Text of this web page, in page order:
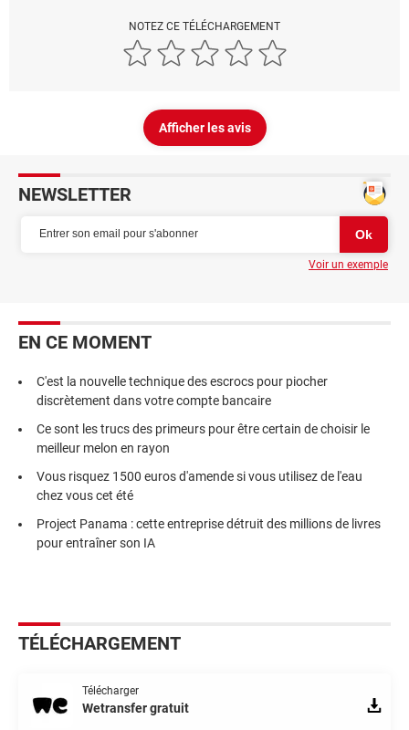
NOTEZ CE TÉLÉCHARGEMENT
Afficher les avis
NEWSLETTER
Voir un exemple
EN CE MOMENT
C'est la nouvelle technique des escrocs pour piocher
discrètement dans votre compte bancaire
Ce sont les trucs des primeurs pour être certain de choisir le
meilleur melon en rayon
Vous risquez 1500 euros d'amende si vous utilisez de l'eau
chez vous cet été
Project Panama : cette entreprise détruit des millions de livres
pour entraîner son IA
TÉLÉCHARGEMENT
Télécharger
Wetransfer gratuit